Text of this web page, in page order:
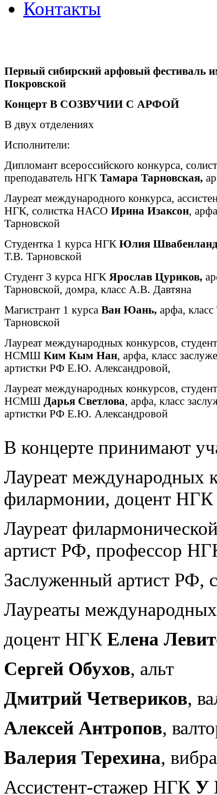
Контакты
Первый сибирский арфовый фестиваль
Покровской
Концерт В СОЗВУЧИИ С АРФОЙ
В двух отделениях
Исполнители:
Дипломант всероссийского конкурса,
преподаватель НГК Тамара Тарновская,
Лауреат международного конкурса,
НГК, солистка НАСО Ирина Изаксон,
Тарновской
Студентка 1 курса НГК Юлия
Т.В. Тарновской
Студент 3 курса НГК Ярослав Цуриков,
Тарновской, домра, класс А.В. Давтяна
Магистрант 1 курса Ван Юань, арфа,
Тарновской
Лауреат международных конкурсов,
НСМШ Ким Кым Нан, арфа, класс
артистки РФ Е.Ю. Александровой,
Лауреат международных конкурсов,
НСМШ Дарья Светлова, арфа, класс
артистки РФ Е.Ю. Александровой
В концерте принимают
Лауреат международных
филармонии, доцент
Лауреат
артист РФ, профессор
Заслуженный артист
Лауреаты
доцент НГК Елена
Сергей Обухов, альт
Дмитрий Четвериков,
Алексей Антропов,
Валерия Терехина,
Ассистент-стажер НГК У